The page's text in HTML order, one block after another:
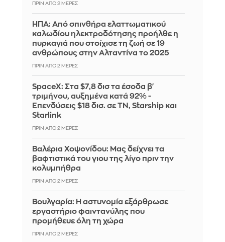
ΠΡΙΝ ΑΠΌ 2 ΜΈΡΕΣ
ΗΠΑ: Από σπινθήρα ελαττωματικού
καλωδίου ηλεκτροδότησης προήλθε η
πυρκαγιά που στοίχισε τη ζωή σε 19
ανθρώπους στην Αλταντίνα το 2025
ΠΡΙΝ ΑΠΌ 2 ΜΈΡΕΣ
SpaceX: Στα $7,8 δισ τα έσοδα β'
τριμήνου, αυξημένα κατά 92% -
Επενδύσεις $18 δισ. σε ΤΝ, Starship και
Starlink
ΠΡΙΝ ΑΠΌ 2 ΜΈΡΕΣ
Βαλέρια Χοψονίδου: Μας δείχνει τα
βαφτιστικά του γιου της λίγο πριν την
κολυμπήθρα
ΠΡΙΝ ΑΠΌ 2 ΜΈΡΕΣ
Βουλγαρία: Η αστυνομία εξάρθρωσε
εργαστήριο φαιντανύλης που
προμήθευε όλη τη χώρα
ΠΡΙΝ ΑΠΌ 2 ΜΈΡΕΣ